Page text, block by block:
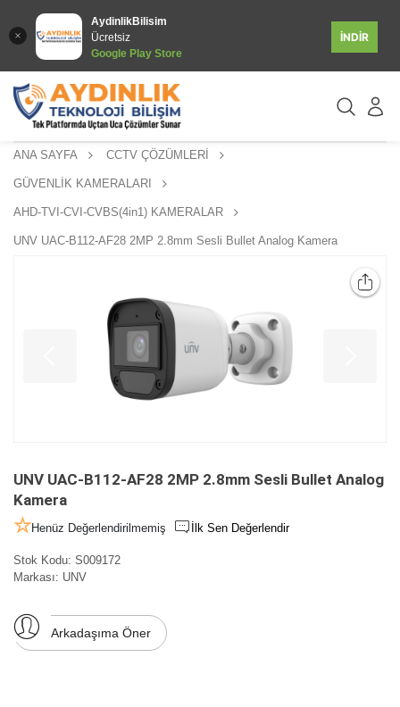
AydinlikBilisim
Ücretsiz
Google Play Store
İNDİR
ANA SAYFA CCTV ÇÖZÜMLERİ
GÜVENLİK KAMERALARI
AHD-TVI-CVI-CVBS(4in1) KAMERALAR
UNV UAC-B112-AF28 2MP 2.8mm Sesli Bullet Analog Kamera
UNV UAC-B112-AF28 2MP 2.8mm Sesli Bullet Analog
Kamera
Henüz Değerlendirilmemiş İlk Sen Değerlendir
Stok Kodu: S009172
Markası: UNV
Arkadaşıma Öner